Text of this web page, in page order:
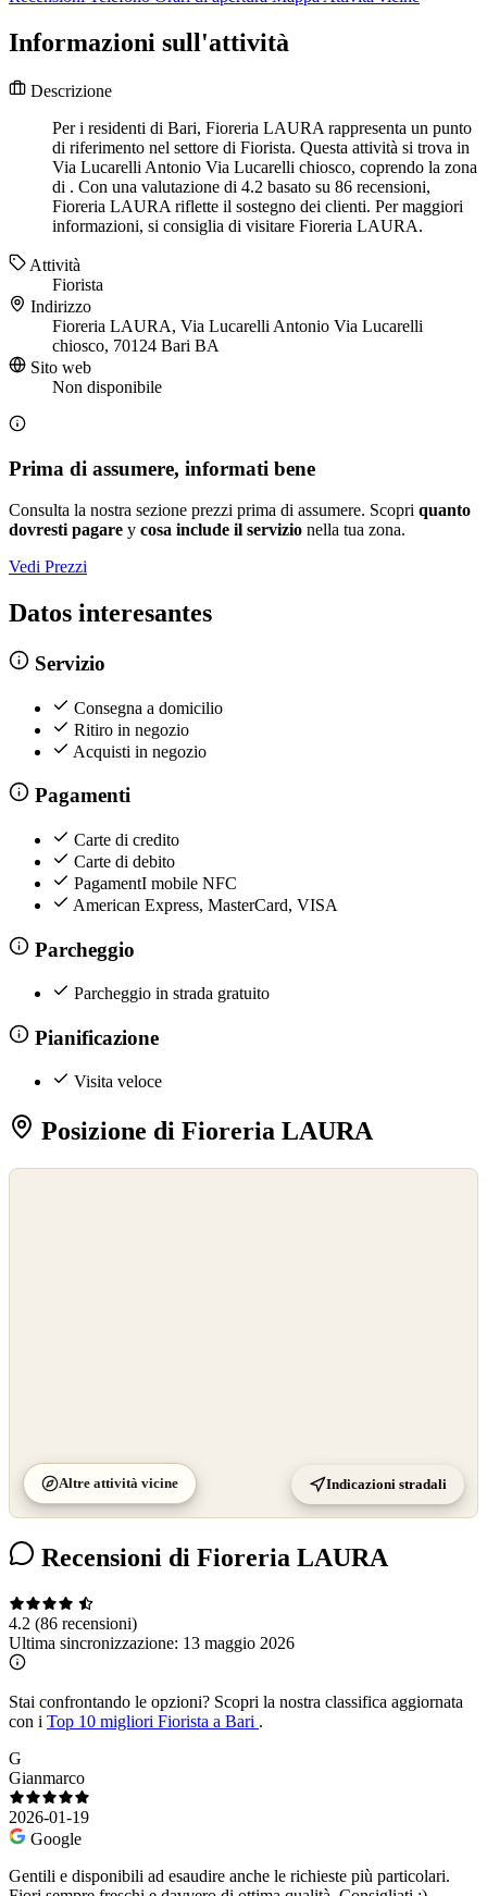
Informazioni sull'attività
Descrizione
Per i residenti di Bari, Fioreria LAURA rappresenta un punto
di riferimento nel settore di Fiorista. Questa attività si trova in
Via Lucarelli Antonio Via Lucarelli chiosco, coprendo la zona
di . Con una valutazione di 4.2 basato su 86 recensioni,
Fioreria LAURA riflette il sostegno dei clienti. Per maggiori
informazioni, si consiglia di visitare Fioreria LAURA.
Attività
Fiorista
Indirizzo
Fioreria LAURA, Via Lucarelli Antonio Via Lucarelli
chiosco, 70124 Bari BA
Sito web
Non disponibile
Prima di assumere, informati bene
Consulta la nostra sezione prezzi prima di assumere. Scopri quanto
dovresti pagare y cosa include il servizio nella tua zona.
Vedi Prezzi
Datos interesantes
Servizio
Consegna a domicilio
Ritiro in negozio
Acquisti in negozio
Pagamenti
Carte di credito
Carte di debito
PagamentI mobile NFC
American Express, MasterCard, VISA
Parcheggio
Parcheggio in strada gratuito
Pianificazione
Visita veloce
Posizione di Fioreria LAURA
Altre attività vicine Indicazioni stradali
Recensioni di Fioreria LAURA
4.2 (86 recensioni)
Ultima sincronizzazione: 13 maggio 2026
Stai confrontando le opzioni? Scopri la nostra classifica aggiornata
con i Top 10 migliori Fiorista a Bari .
G
Gianmarco
2026-01-19
Google
Gentili e disponibili ad esaudire anche le richieste più particolari.